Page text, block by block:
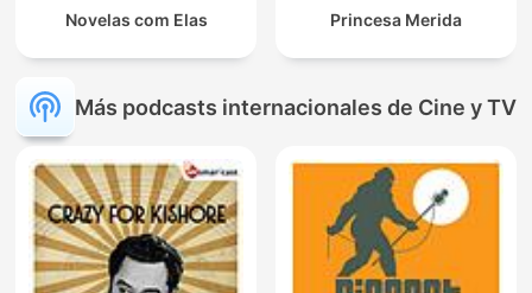
Novelas com Elas Princesa Merida
Más podcasts internacionales de Cine y TV